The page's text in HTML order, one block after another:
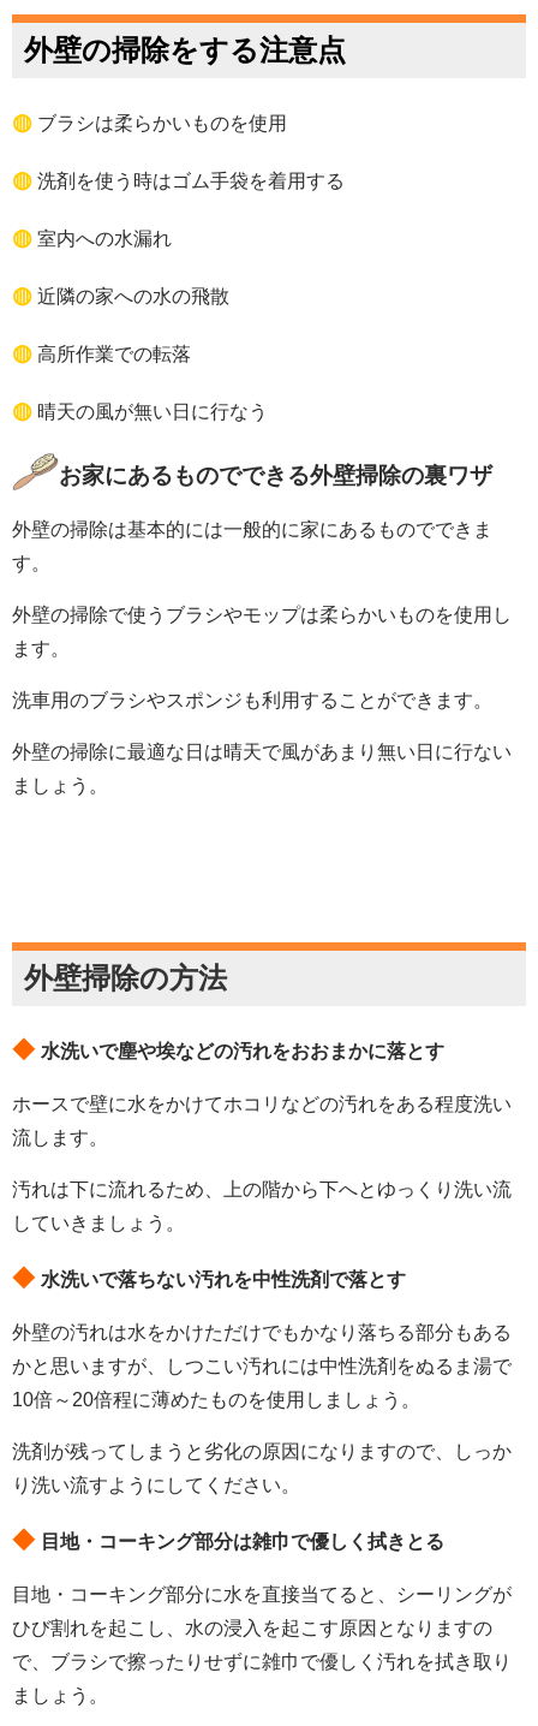
外壁の掃除をする注意点
◍ ブラシは柔らかいものを使用
◍ 洗剤を使う時はゴム手袋を着用する
◍ 室内への水漏れ
◍ 近隣の家への水の飛散
◍ 高所作業での転落
◍ 晴天の風が無い日に行なう
お家にあるものでできる外壁掃除の裏ワザ
外壁の掃除は基本的には一般的に家にあるものでできま
す。
外壁の掃除で使うブラシやモップは柔らかいものを使用し
ます。
洗車用のブラシやスポンジも利用することができます。
外壁の掃除に最適な日は晴天で風があまり無い日に行ない
ましょう。
外壁掃除の方法
◆ 水洗いで塵や埃などの汚れをおおまかに落とす
ホースで壁に水をかけてホコリなどの汚れをある程度洗い
流します。
汚れは下に流れるため、上の階から下へとゆっくり洗い流
していきましょう。
◆ 水洗いで落ちない汚れを中性洗剤で落とす
外壁の汚れは水をかけただけでもかなり落ちる部分もある
かと思いますが、しつこい汚れには中性洗剤をぬるま湯で
10倍～20倍程に薄めたものを使用しましょう。
洗剤が残ってしまうと劣化の原因になりますので、しっか
り洗い流すようにしてください。
◆ 目地・コーキング部分は雑巾で優しく拭きとる
目地・コーキング部分に水を直接当てると、シーリングが
ひび割れを起こし、水の浸入を起こす原因となりますの
で、ブラシで擦ったりせずに雑巾で優しく汚れを拭き取り
ましょう。